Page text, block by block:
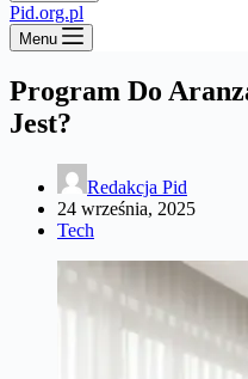
Pid.org.pl
Menu
Program Do
Jest?
Redakcja Pid
24 września, 2025
Tech